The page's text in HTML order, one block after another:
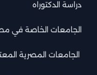
دراسة الدكتوراه
الجامعات الخاصة في
الجامعات المصرية